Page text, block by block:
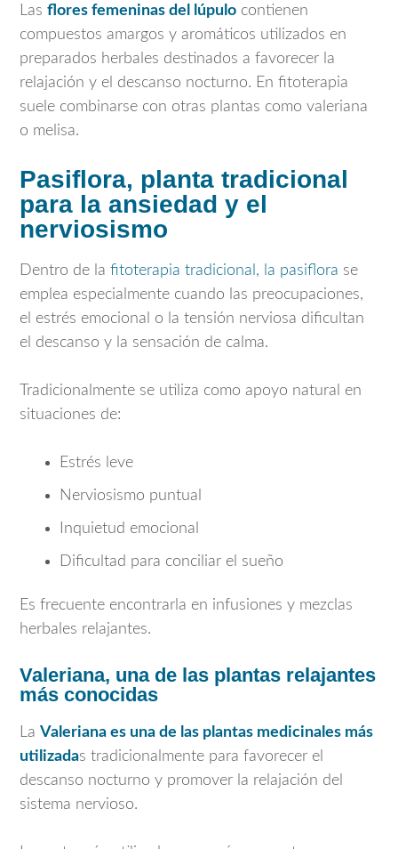
Las flores femeninas del lúpulo contienen
compuestos amargos y aromáticos utilizados en
preparados herbales destinados a favorecer la
relajación y el descanso nocturno. En fitoterapia
suele combinarse con otras plantas como valeriana
o melisa.
Pasiflora, planta tradicional
para la ansiedad y el
nerviosismo
Dentro de la fitoterapia tradicional, la pasiflora se
emplea especialmente cuando las preocupaciones,
el estrés emocional o la tensión nerviosa dificultan
el descanso y la sensación de calma.
Tradicionalmente se utiliza como apoyo natural en
situaciones de:
Estrés leve
Nerviosismo puntual
Inquietud emocional
Dificultad para conciliar el sueño
Es frecuente encontrarla en infusiones y mezclas
herbales relajantes.
Valeriana, una de las plantas relajantes
más conocidas
La Valeriana es una de las plantas medicinales más
utilizadas tradicionalmente para favorecer el
descanso nocturno y promover la relajación del
sistema nervioso.